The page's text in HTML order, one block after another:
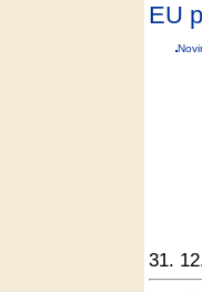
EU
31.